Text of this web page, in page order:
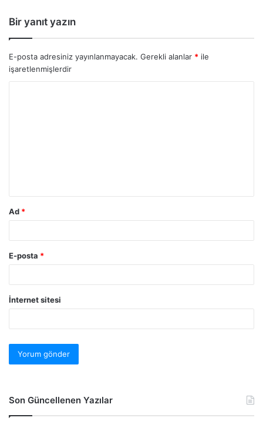
Bir yanıt yazın
E-posta adresiniz yayınlanmayacak. Gerekli alanlar * ile
işaretlenmişlerdir
Ad *
E-posta *
İnternet sitesi
Son Güncellenen Yazılar